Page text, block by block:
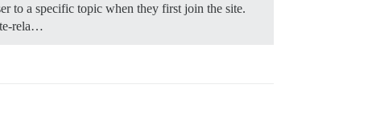
to a specific topic when they first join the site.
rela…